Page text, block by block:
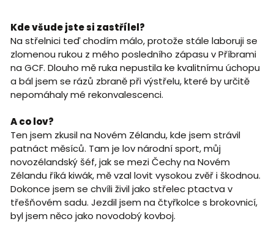
Kde všude jste si zastřílel?
Na střelnici teď chodím málo, protože stále laboruji se
zlomenou rukou z mého posledního zápasu v Příbrami
na GCF. Dlouho mě ruka nepustila ke kvalitnímu úchopu
a bál jsem se rázů zbraně při výstřelu, které by určitě
nepomáhaly mé rekonvalescenci.
A co lov?
Ten jsem zkusil na Novém Zélandu, kde jsem strávil
patnáct měsíců. Tam je lov národní sport, můj
novozélandský šéf, jak se mezi Čechy na Novém
Zélandu říká kiwák, mě vzal lovit vysokou zvěř i škodnou.
Dokonce jsem se chvíli živil jako střelec ptactva v
třešňovém sadu. Jezdil jsem na čtyřkolce s brokovnicí,
byl jsem něco jako novodobý kovboj.